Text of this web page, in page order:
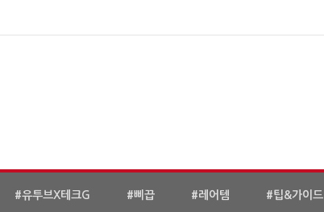
#유투브X테크G #삐끕 #레어템 #팁&가이드